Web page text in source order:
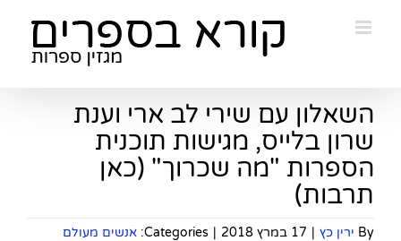
השאלון עם שירי לב ארי וענת
שרון בלייס, מגישות תוכנית
הספרות "מה שכרוך" (כאן
תרבות)
By ירין כץ | 17 במרץ 2018 |
Categories: אנשים מעולם